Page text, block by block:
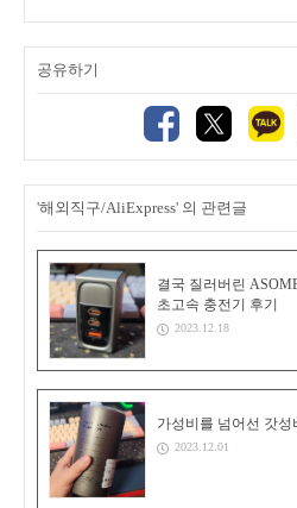
공유하기
'해외직구/AliExpress' 의 관련글
결국 질러버린
초고속 충전기 후기
2023.12.18
가성비를 넘어선 갓성
2023.12.01